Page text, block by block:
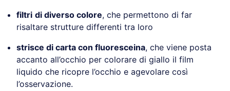
filtri di diverso colore, che permettono di far
risaltare strutture differenti tra loro
strisce di carta con fluoresceina, che viene posta
accanto all’occhio per colorare di giallo il film
liquido che ricopre l’occhio e agevolare così
l’osservazione.